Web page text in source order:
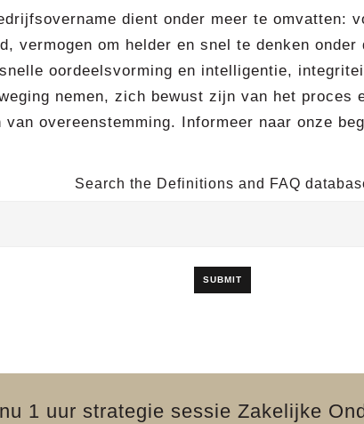
dient onder meer te omvatten:
vermogen om helder en snel te denken
oordeelsvorming en intelligentie,
nemen, zich bewust zijn van het
overeenstemming. Informeer naar onze
Search the Definitions and FAQ
1 uur strategie sessie Zakelijke